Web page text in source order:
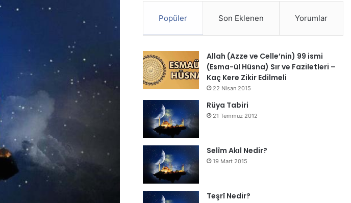
Popüler Son Eklenen Yorumlar
Allah (Azze ve Celle’nin) 99 ismi
(Esma-ül Hüsna) Sır ve Faziletleri –
Kaç Kere Zikir Edilmeli
22 Nisan 2015
Rüya Tabiri
21 Temmuz 2012
Selîm Akıl Nedir?
19 Mart 2015
Teşrî Nedir?